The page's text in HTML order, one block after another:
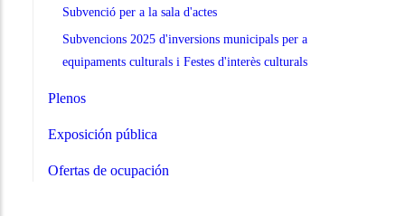
Subvenció per a la sala d'actes
Subvencions 2025 d'inversions municipals per a
equipaments culturals i Festes d'interès culturals
Plenos
Exposición pública
Ofertas de ocupación